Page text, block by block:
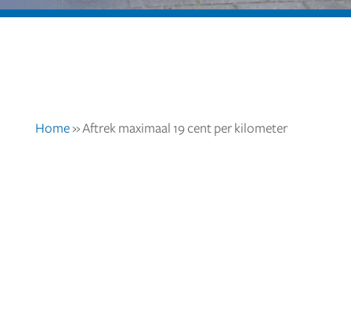
Home»Aftrek maximaal 19 cent per kilometer